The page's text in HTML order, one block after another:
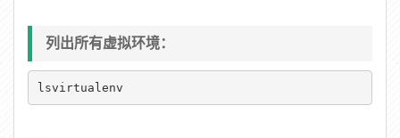
列出所有虚拟环境：
lsvirtualenv